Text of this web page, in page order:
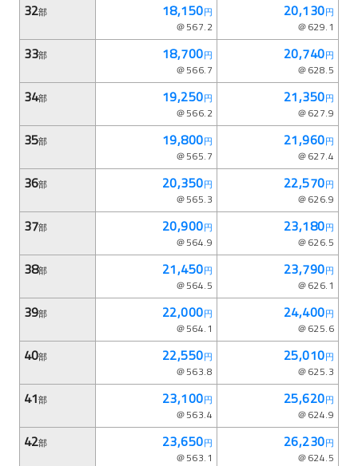
32部 18,150円
＠567.2
20,130円
＠629.1
33部 18,700円
＠566.7
20,740円
＠628.5
34部 19,250円
＠566.2
21,350円
＠627.9
35部 19,800円
＠565.7
21,960円
＠627.4
36部 20,350円
＠565.3
22,570円
＠626.9
37部 20,900円
＠564.9
23,180円
＠626.5
38部 21,450円
＠564.5
23,790円
＠626.1
39部 22,000円
＠564.1
24,400円
＠625.6
40部 22,550円
＠563.8
25,010円
＠625.3
41部 23,100円
＠563.4
25,620円
＠624.9
42部 23,650円
＠563.1
26,230円
＠624.5